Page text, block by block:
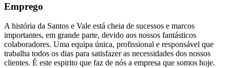
Emprego
A história da Santos e Vale está cheia de sucessos e marcos
importantes, em grande parte, devido aos nossos fantásticos
colaboradores. Uma equipa única, profissional e responsável que
trabalha todos os dias para satisfazer as necessidades dos nossos
clientes. É este espirito que faz de nós a empresa que somos hoje.